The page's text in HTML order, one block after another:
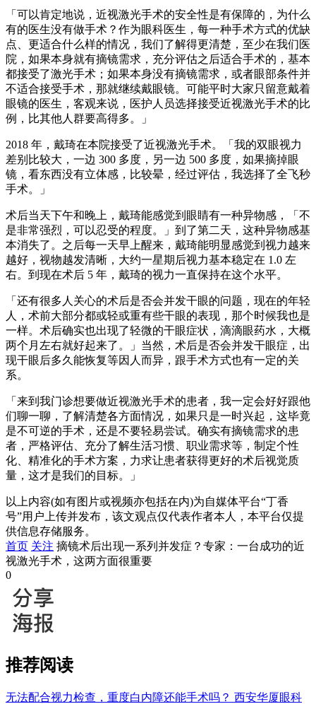
「可以肯定地说，近视激光手术的安全性是有保障的，为什么
有的医生没有做手术？作为眼科医生，每一种手术方式的优缺
点、更适合什么样的情况，我们了解得更清楚，至少在我们医
院，如果本身就有摘镜需求，充分评估之后适合手术的，基本
都接受了激光手术；如果本身没有摘镜需求，或者眼部条件并
不适合接受手术，那就继续戴眼镜。可能平时大家只留意戴着
眼镜的医生，客观来说，医护人员选择接受近视激光手术的比
例，比其他人群要高得多。」
2018 年，戴琦在本院接受了近视激光手术。「我的双眼视力
差别比较大，一边 300 多度，另一边 500 多度，如果摘掉眼
镜，看东西没有立体感，比较晕，经过评估，我选择了全飞秒
手术。」
术后当天下午和晚上，戴琦能感觉到眼睛有一种异物感，「不
是非常强烈，可以忍受的程度。」到了第二天，这种异物感基
本消失了。之后每一天早上醒来，戴琦能明显感觉到视力越来
越好，视物越发清晰，大约一星期后视力基本稳定在 1.0 左
右。到现在术后 5 年，戴琦的视力一直保持在这个水平。
「还有很多人关心的术后是否会并发干眼的问题，现在的年轻
人，术前大部分都或轻或重有些干眼的表现，那个时候我也是
一样。术后确实也出现了轻微的干眼症状，滴滴眼药水，大概
两个月左右就好起来了。」当然，术后是否会并发干眼症，出
现干眼后多久能恢复等因人而异，跟手术方式也有一定的关
系。
「来到我门诊想要做近视激光手术的患者，我一定会好好跟他
们聊一聊，了解清楚各方面情况，如果只是一时兴起，这毕竟
是不可逆的手术，还是不要轻易尝试。确实有摘镜需求的患
者，严格评估、充分了解生活习惯、职业需求等，制定个性
化、精准化的手术方案，力求让患者获得更好的术后视觉质
量，这才是我们的目标。」
以上内容(如有图片或视频亦包括在内)为自媒体平台“丁香
号”用户上传并发布，该文观点仅代表作者本人，本平台仅提
供信息存储服务。
首页 关注 摘镜术后出现一系列并发症？专家：一台成功的近
视激光手术，这两方面很重要
0
推荐阅读
无法配合视力检查，重度白内障还能手术吗？ 西安华厦眼科